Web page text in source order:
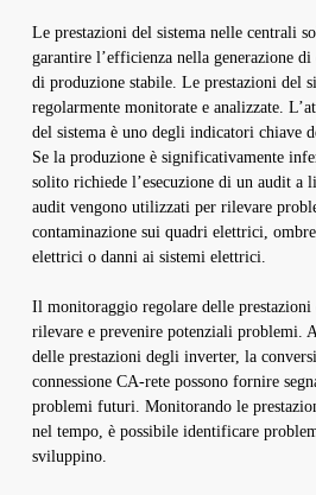
Le prestazioni del sistema nelle centrali
garantire l’efficienza nella generazione
di produzione stabile. Le prestazioni del
regolarmente monitorate e analizzate.
del sistema è uno degli indicatori chiave
Se la produzione è significativamente
solito richiede l’esecuzione di un audit a
audit vengono utilizzati per rilevare
contaminazione sui quadri elettrici,
elettrici o danni ai sistemi elettrici.
Il monitoraggio regolare delle prestazioni
rilevare e prevenire potenziali problemi.
delle prestazioni degli inverter, la
connessione CA-rete possono fornire
problemi futuri. Monitorando le
nel tempo, è possibile identificare
sviluppino.